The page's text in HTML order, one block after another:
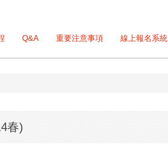
Q&A 重要注意事項 線上報名系統
春)